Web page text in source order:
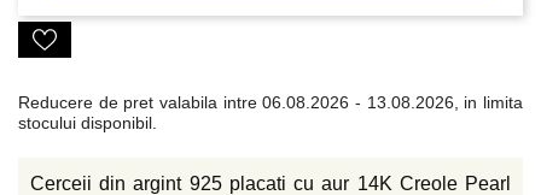
Reducere de pret valabila intre06.08.2026 - 13.08.2026, in limita
stocului disponibil.
Cerceii din argint 925 placati cu aur 14K Creole Pearl